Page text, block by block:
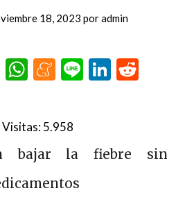
18, 2023 poradmin
Pinterest
WhatsApp
Meneame
Line
Visitas:5.958
bajar la fiebre sin